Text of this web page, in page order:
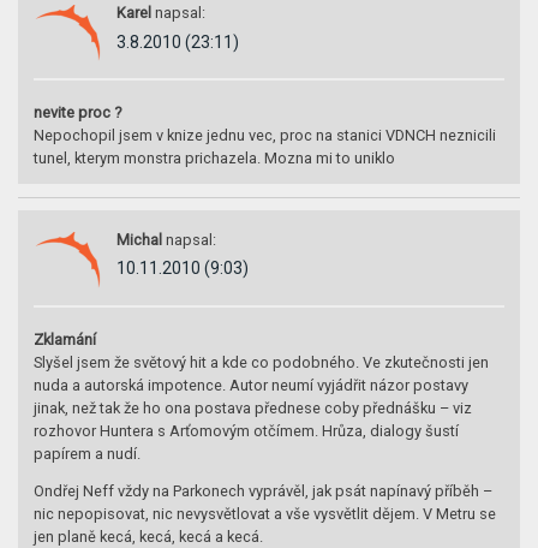
Karel napsal:
3.8.2010 (23:11)
nevite proc ?
Nepochopil jsem v knize jednu vec, proc na stanici VDNCH neznicili
tunel, kterym monstra prichazela. Mozna mi to uniklo
Michal napsal:
10.11.2010 (9:03)
Zklamání
Slyšel jsem že světový hit a kde co podobného. Ve zkutečnosti jen
nuda a autorská impotence. Autor neumí vyjádřit názor postavy
jinak, než tak že ho ona postava přednese coby přednášku – viz
rozhovor Huntera s Arťomovým otčímem. Hrůza, dialogy šustí
papírem a nudí.
Ondřej Neff vždy na Parkonech vyprávěl, jak psát napínavý příběh –
nic nepopisovat, nic nevysvětlovat a vše vysvětlit dějem. V Metru se
jen planě kecá, kecá, kecá a kecá.